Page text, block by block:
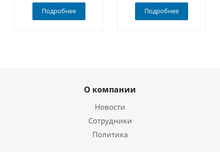
Подробнее Подробнее
О компании
Новости
Сотрудники
Политика